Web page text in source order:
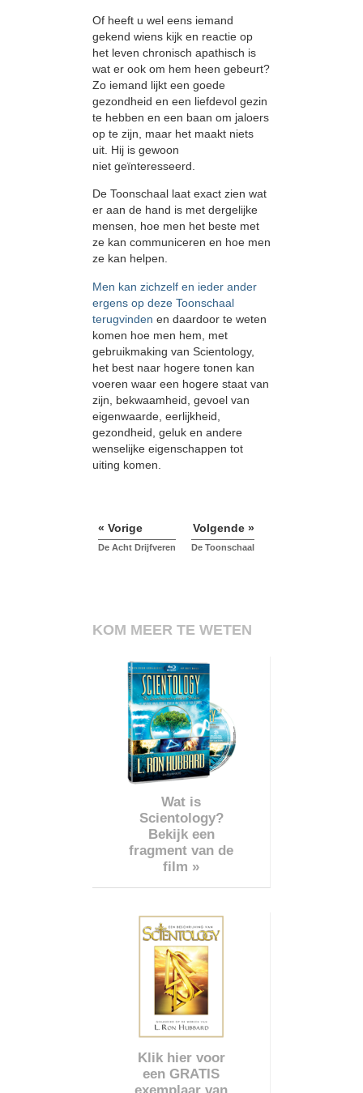
Of heeft u wel eens iemand
gekend wiens kijk en reactie op
het leven chronisch apathisch is
wat er ook om hem heen gebeurt?
Zo iemand lijkt een goede
gezondheid en een liefdevol gezin
te hebben en een baan om jaloers
op te zijn, maar het maakt niets
uit. Hij is gewoon
niet geïnteresseerd.
De Toonschaal laat exact zien wat
er aan de hand is met dergelijke
mensen, hoe men het beste met
ze kan communiceren en hoe men
ze kan helpen.
Men kan zichzelf en ieder ander
ergens op deze Toonschaal
terugvinden en daardoor te weten
komen hoe men hem, met
gebruikmaking van Scientology,
het best naar hogere tonen kan
voeren waar een hogere staat van
zijn, bekwaamheid, gevoel van
eigenwaarde, eerlijkheid,
gezondheid, geluk en andere
wenselijke eigenschappen tot
uiting komen.
« Vorige
De Acht Drijfveren
Volgende »
De Toonschaal
KOM MEER TE WETEN
Wat is
Scientology?
Bekijk een
fragment van de
film »
Klik hier voor
een GRATIS